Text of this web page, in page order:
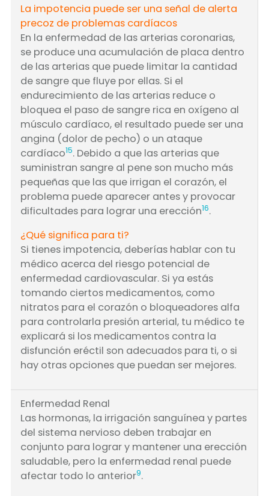
La impotencia puede ser una señal de alerta
precoz de problemas cardíacos
En la enfermedad de las arterias coronarias,
se produce una acumulación de placa dentro
de las arterias que puede limitar la cantidad
de sangre que fluye por ellas. Si el
endurecimiento de las arterias reduce o
bloquea el paso de sangre rica en oxígeno al
músculo cardíaco, el resultado puede ser una
angina (dolor de pecho) o un ataque
cardíaco15. Debido a que las arterias que
suministran sangre al pene son mucho más
pequeñas que las que irrigan el corazón, el
problema puede aparecer antes y provocar
dificultades para lograr una erección16.
¿Qué significa para ti?
Si tienes impotencia, deberías hablar con tu
médico acerca del riesgo potencial de
enfermedad cardiovascular. Si ya estás
tomando ciertos medicamentos, como
nitratos para el corazón o bloqueadores alfa
para controlarla presión arterial, tu médico te
explicará si los medicamentos contra la
disfunción eréctil son adecuados para ti, o si
hay otras opciones que puedan ser mejores.
Enfermedad Renal
Las hormonas, la irrigación sanguínea y partes
del sistema nervioso deben trabajar en
conjunto para lograr y mantener una erección
saludable, pero la enfermedad renal puede
afectar todo lo anterior9.